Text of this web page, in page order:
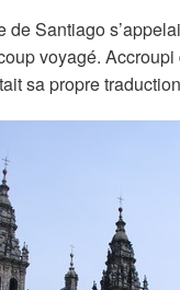
de Santiago
voyagé. Accroupi
sa propre